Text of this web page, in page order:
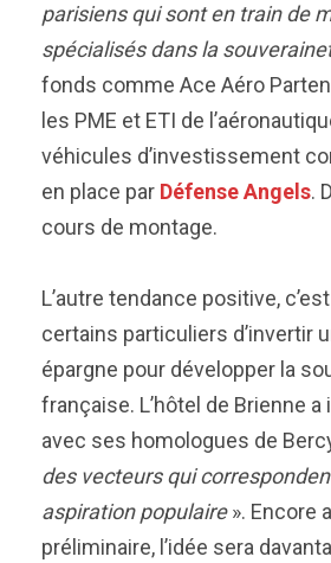
parisiens qui sont en train de
spécialisés dans la
fonds comme Ace Aéro
les PME et ETI de
véhicules d’investissement
en place par Défense Angels.
cours de montage.
L’autre tendance positive,
certains particuliers d’invertir
épargne pour développer la
française. L’hôtel de Brienne a
avec ses homologues de
des vecteurs qui
aspiration populaire». Encore
préliminaire, l’idée sera